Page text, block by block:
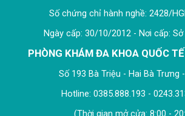
Số chứng chỉ hành nghề: 2428/
Ngày cấp: 30/10/2012 - Nơi cấp:
PHÒNG KHÁM ĐA KHOA QUỐC
Số 193 Bà Triệu - Hai Bà Trưng
Hotline: 0385.888.193 -
(Thời gian mở cửa: 8:00 -